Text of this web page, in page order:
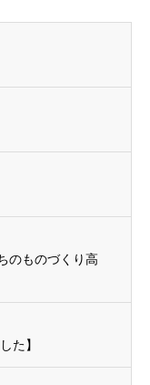
のものづくり高
た】